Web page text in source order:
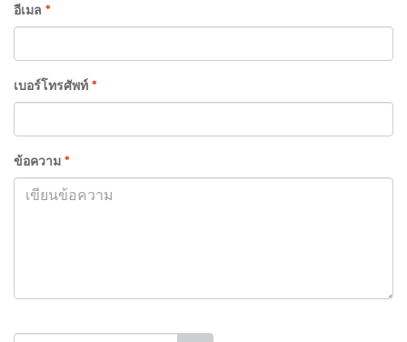
อีเมล *
เบอร์โทรศัพท์ *
ข้อความ *